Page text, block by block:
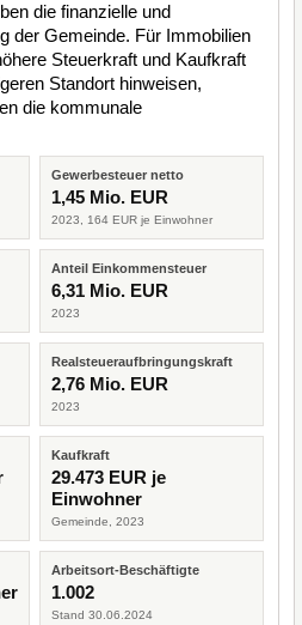
die finanzielle und
der Gemeinde. Für Immobilien
Steuerkraft und Kaufkraft
Standort hinweisen,
die kommunale
Gewerbesteuer netto
1,45 Mio. EUR
2023, 164 EUR je Einwohner
Anteil Einkommensteuer
6,31 Mio. EUR
2023
Realsteueraufbringungskraft
2,76 Mio. EUR
2023
Kaufkraft
29.473 EUR je
Einwohner
Gemeinde, 2023
Arbeitsort-Beschäftigte
1.002
Stand 30.06.2024